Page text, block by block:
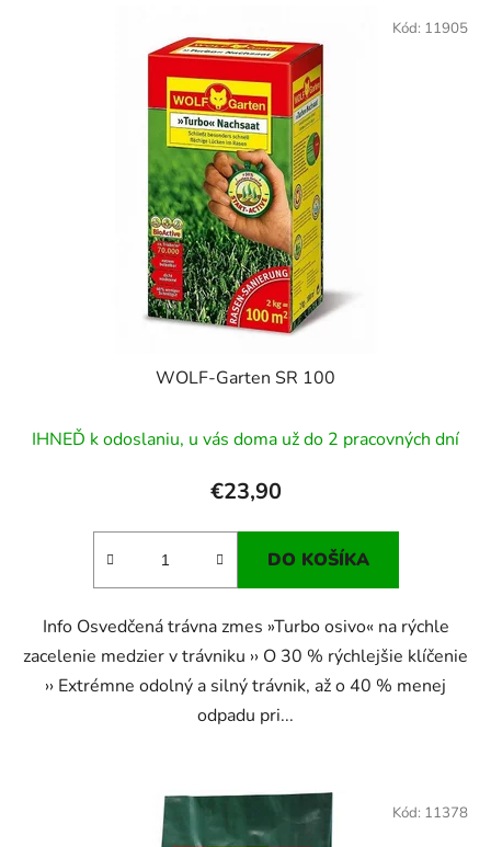
WOLF-Garten SR 100
IHNEĎ k odoslaniu, u vás doma už do 2 pracovných dní
€23,90
DO KOŠÍKA
Info Osvedčená trávna zmes »Turbo osivo« na rýchle
zacelenie medzier v trávniku ›› O 30 % rýchlejšie klíčenie
›› Extrémne odolný a silný trávnik, až o 40 % menej
odpadu pri...
Kód: 11905
Kód: 11378